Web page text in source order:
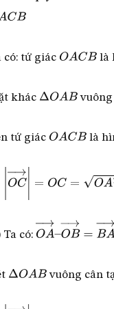
CB
có: tứ giác OACB là
khác ΔOAB
tứ giác OACB là
OC→|= OC=O A2 +OB
Ta có: OA→–
ΔOAB vuông cân